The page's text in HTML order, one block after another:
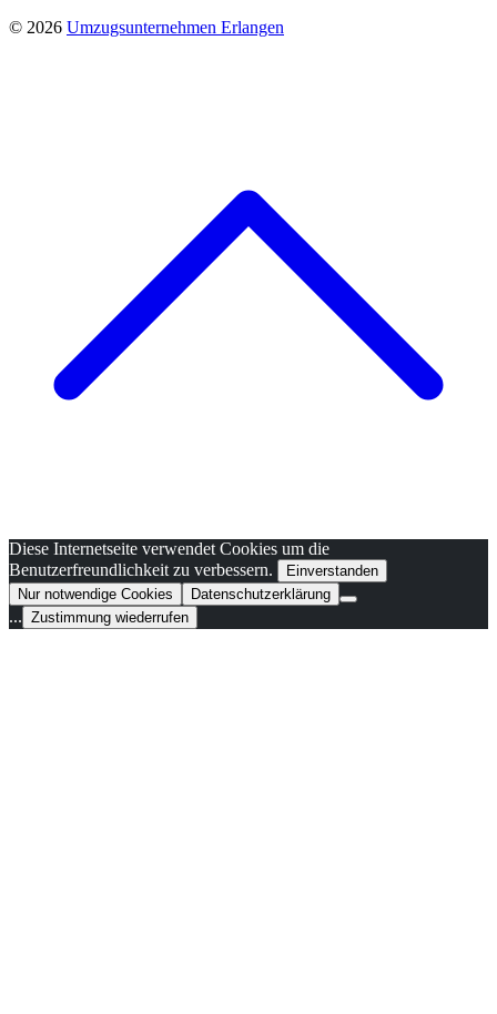
© 2026 Umzugsunternehmen Erlangen
Diese Internetseite verwendet Cookies um die
Benutzerfreundlichkeit zu verbessern.
Einverstanden
Nur notwendige Cookies
Datenschutzerklärung
... Zustimmung wiederrufen